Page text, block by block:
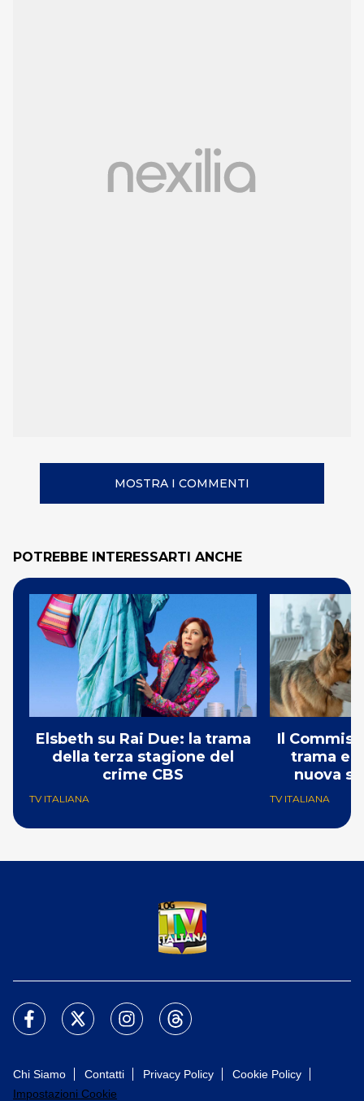
MOSTRA I COMMENTI
POTREBBE INTERESSARTI ANCHE
Elsbeth su Rai Due: la trama
della terza stagione del
crime CBS
TV ITALIANA
Il
trama e
nuova
TV ITALIANA
Chi Siamo Contatti Privacy Policy
Cookie Policy
Impostazioni Cookie